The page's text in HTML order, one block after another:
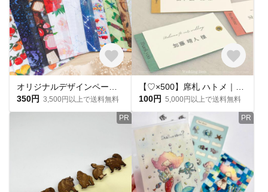
350円 3,500円以上で送料無料
100円 5,000円以上で送料無料
PR PR